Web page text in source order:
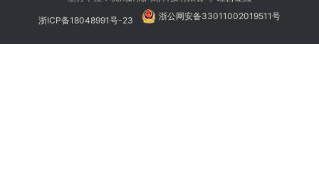
浙ICP备18048991号-23 浙公网安备33011002019511号